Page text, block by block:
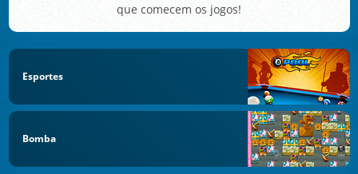
que comecem os jogos!
Esportes
Bomba